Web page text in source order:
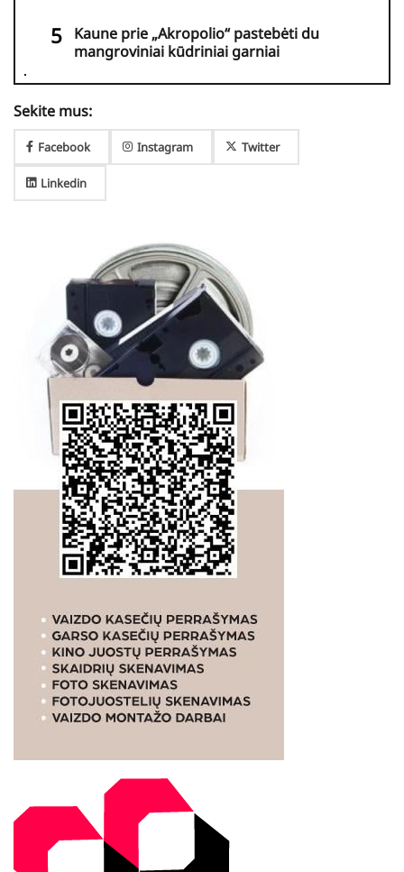
Kaune prie „Akropolio“ pastebėti du
mangroviniai kūdriniai garniai
Sekite mus:
Facebook Instagram Twitter
Linkedin